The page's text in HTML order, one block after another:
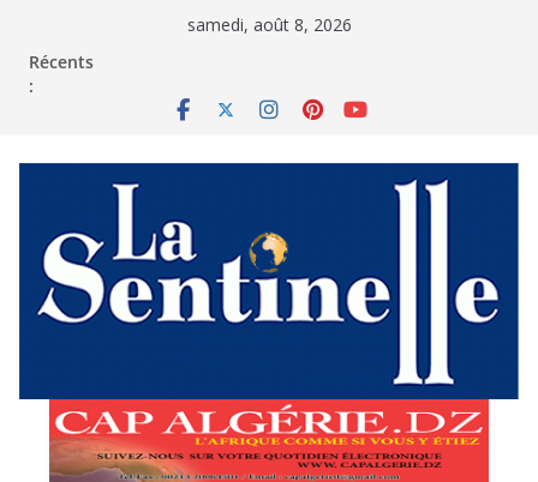
samedi, août 8, 2026
Récents
: